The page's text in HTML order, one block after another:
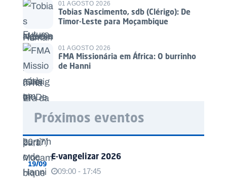
01 AGOSTO 2026
Tobias Nascimento, sdb (Clérigo): De
Timor-Leste para Moçambique
01 AGOSTO 2026
FMA Missionária em África: O burrinho
de Hanni
Próximos eventos
19/09
E-vangelizar 2026
09:00 - 17:45